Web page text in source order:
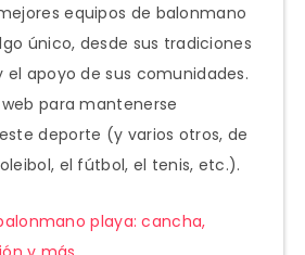
equipos de balonmano
único, desde sus tradiciones
el apoyo de sus comunidades.
para mantenerse
deporte (y varios otros, de
el fútbol, el tenis, etc.).
playa: cancha,